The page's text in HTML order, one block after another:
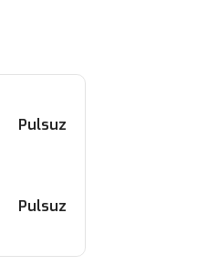
Pulsuz
Pulsuz